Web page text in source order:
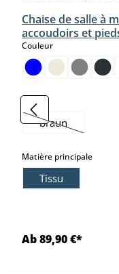
Chaise de salle à
accoudoirs et
Couleurselect
Farbe select
braun
(Cette option
Matière principaleselect
Tissu
Ab 89,90 €*